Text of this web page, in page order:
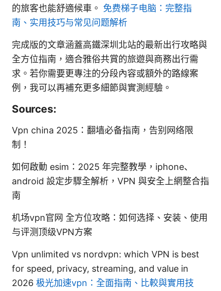
的旅客也能舒適候車。 免费梯子电脑：完整指
南、实用技巧与常见问题解析
完成版的文章涵蓋高鐵深圳北站的最新出行攻略與
全方位指南，適合雅俗共賞的旅遊與商務出行需
求。若你需要更專注的分段內容或額外的路線案
例，我可以再補充更多細節與實測經驗。
Sources:
Vpn china 2025：翻墙必备指南，告别网络限
制！
如何啟動 esim：2025 年完整教學，iphone、
android 設定步驟全解析，VPN 與安全上網整合指
南
机场vpn官网 全方位攻略：如何选择、安装、使用
与评测顶级VPN方案
Vpn unlimited vs nordvpn: which VPN is best
for speed, privacy, streaming, and value in
2026 极光加速vpn：全面指南、比較與實用技